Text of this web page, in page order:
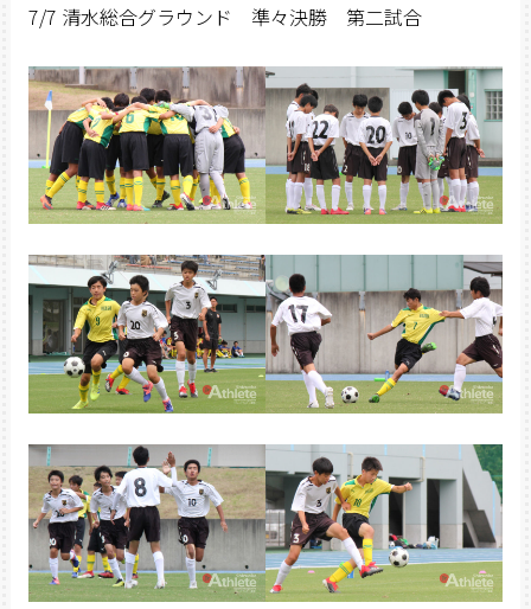
7/7 清水総合グラウンド 準々決勝 第二試合